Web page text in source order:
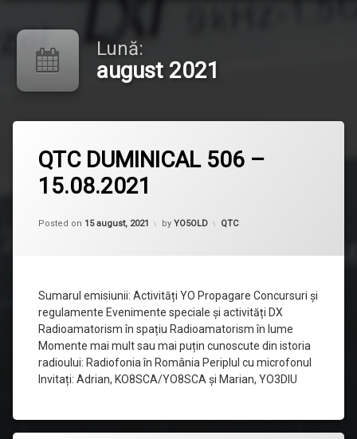
Lună:
august 2021
QTC DUMINICAL 506 –
15.08.2021
Posted on 15 august, 2021
Updated on 15 august, 2021
by YO5OLD Categorii:
QTC
Sumarul emisiunii: Activități YO Propagare Concursuri și
regulamente Evenimente speciale și activități DX
Radioamatorism în spațiu Radioamatorism în lume
Momente mai mult sau mai puțin cunoscute din istoria
radioului: Radiofonia în România Periplul cu microfonul
Invitați: Adrian, KO8SCA/YO8SCA și Marian, YO3DIU
un
comentariu
la
QTC
506